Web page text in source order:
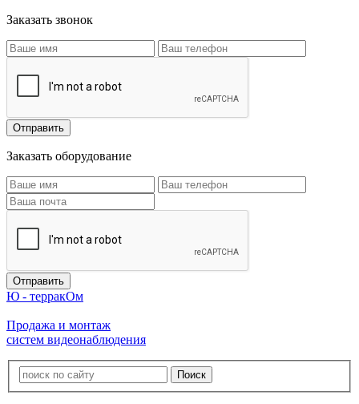
Заказать звонок
Заказать оборудование
Ю - терракОм
Продажа и монтаж
систем видеонаблюдения